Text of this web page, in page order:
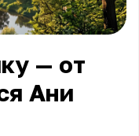
— от
Ани